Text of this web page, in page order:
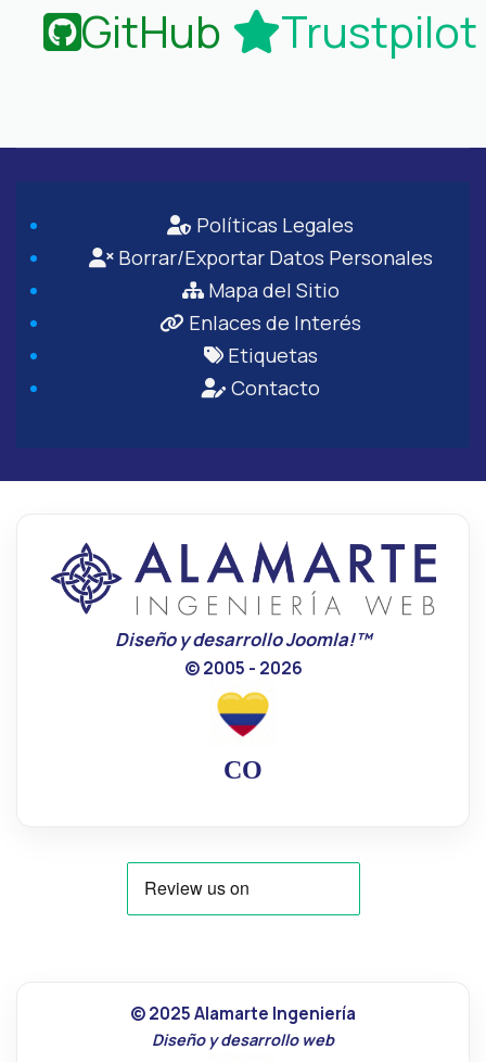
GitHub
Trustpilot
Políticas Legales
Borrar/Exportar Datos Personales
Mapa del Sitio
Enlaces de Interés
Etiquetas
Contacto
Diseño y desarrollo Joomla!™
© 2005 - 2026
CO
© 2025 Alamarte Ingeniería
Diseño y desarrollo web